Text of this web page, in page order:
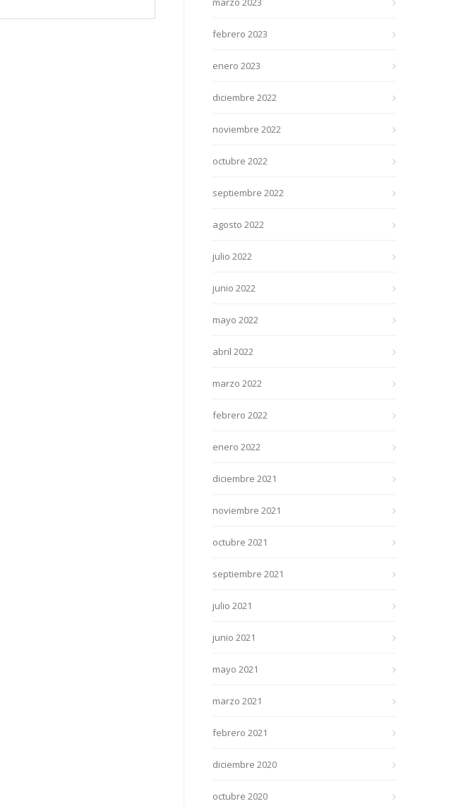
febrero 2023
enero 2023
diciembre 2022
noviembre 2022
octubre 2022
septiembre 2022
agosto 2022
julio 2022
junio 2022
mayo 2022
abril 2022
marzo 2022
febrero 2022
enero 2022
diciembre 2021
noviembre 2021
octubre 2021
septiembre 2021
julio 2021
junio 2021
mayo 2021
marzo 2021
febrero 2021
diciembre 2020
octubre 2020